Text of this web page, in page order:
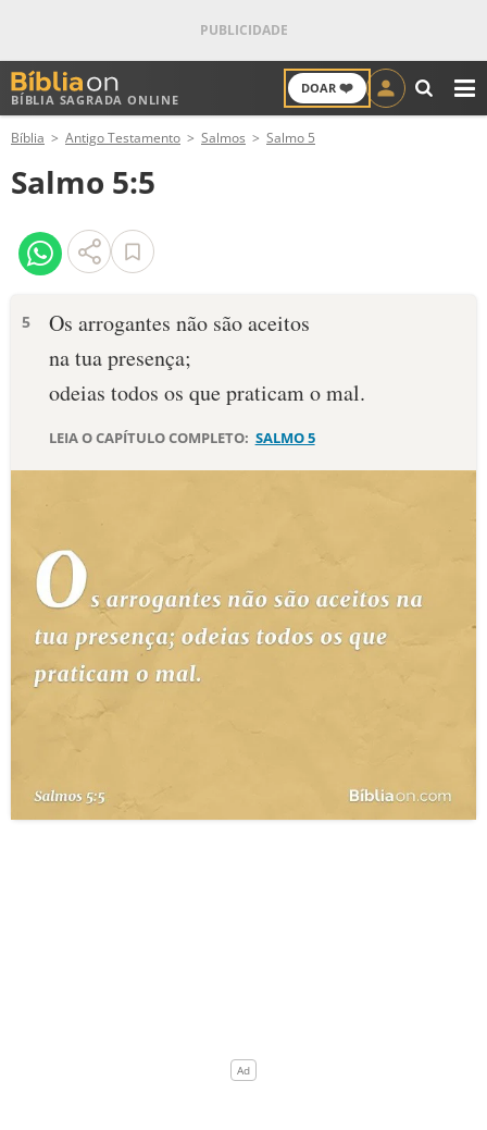
BÍBLIA SAGRADA ONLINE
DOAR ❤️
ANTIGO TESTAMENTO
NOVO TESTAMENTO
VERSÍCULOS
PALAVRA DO DIA
DEVOCIONAL DIÁRIO
ESTUDOS BÍBLICOS
ESBOÇOS DE PREGAÇÃO
TEMAS
PERGUNTE À BÍBLIA
TERMO BÍBLICO
Bíblia Antigo Testamento Salmos Salmo 5
Salmo 5:5
5
Os arrogantes não são aceitos
na tua presença;
odeias todos os que praticam o mal.
LEIA O CAPÍTULO COMPLETO: SALMO 5